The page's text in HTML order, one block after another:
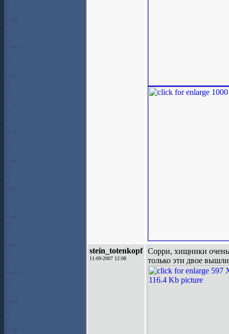
stein_totenkopf
11-09-2007 12:08
Сорри, хищники очень
только эти двое